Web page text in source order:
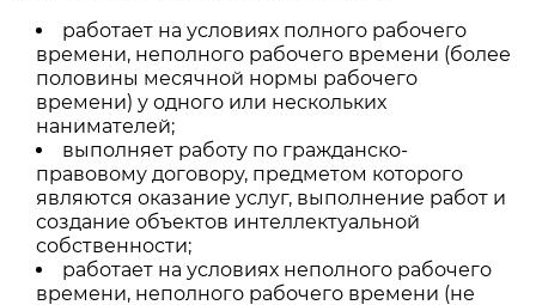
работает на условиях полного рабочего
времени, неполного рабочего времени (более
половины месячной нормы рабочего
времени) у одного или нескольких
нанимателей;
выполняет работу по гражданско-
правовому договору, предметом которого
являются оказание услуг, выполнение работ и
создание объектов интеллектуальной
собственности;
работает на условиях неполного рабочего
времени, неполного рабочего времени (не